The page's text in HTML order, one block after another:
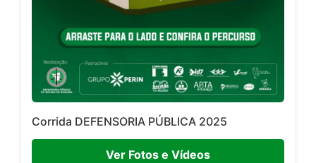
Corrida DEFENSORIA PÚBLICA 2025
Ver Fotos e Vídeos